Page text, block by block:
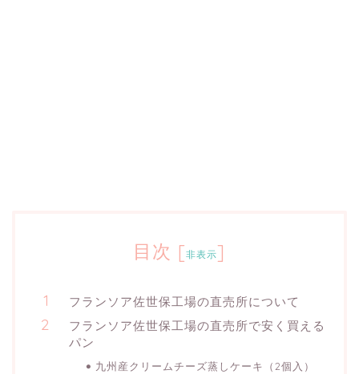
目次 [非表示]
フランソア佐世保工場の直売所について
フランソア佐世保工場の直売所で安く買える
パン
九州産クリームチーズ蒸しケーキ（2個入）